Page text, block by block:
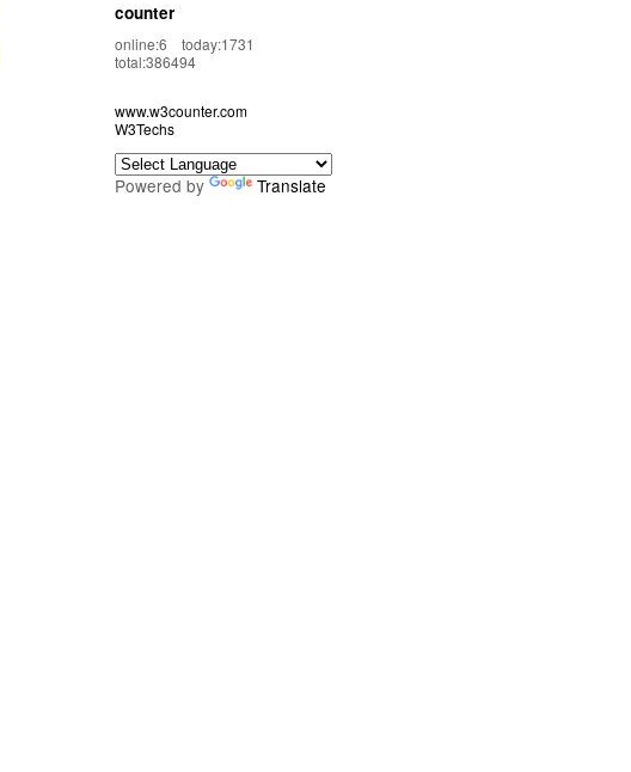
counter
online:6 today:1731
total:386494
www.w3counter.com
W3Techs
Powered by Translate